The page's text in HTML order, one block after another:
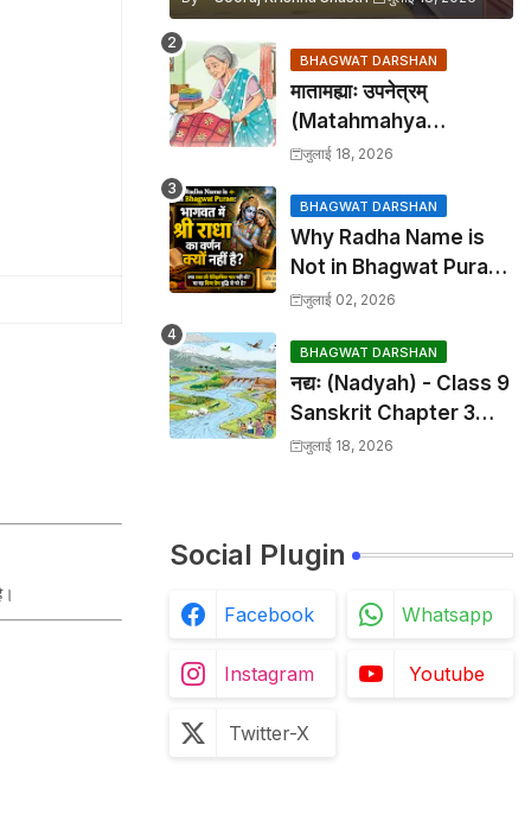
BHAGWAT DARSHAN
मातामह्याः उपनेत्रम्
(Matahmahya
Upanetram) - Class 9
Translation &
Solutions
जुलाई 18, 2026
BHAGWAT DARSHAN
Why Radha Name is
Not in Bhagwat Puran:
भागवत में श्री राधा का वर्णन क्यों
जुलाई 02, 2026
BHAGWAT DARSHAN
नद्यः (Nadyah) - Class 9
Sanskrit Chapter 3
Translation &
जुलाई 18, 2026
Social Plugin
Facebook Whatsapp
Instagram Youtube
Twitter-X